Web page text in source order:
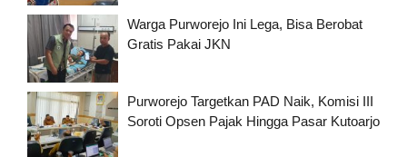
Warga Purworejo Ini Lega, Bisa Berobat
Gratis Pakai JKN
Purworejo Targetkan PAD Naik, Komisi III
Soroti Opsen Pajak Hingga Pasar Kutoarjo